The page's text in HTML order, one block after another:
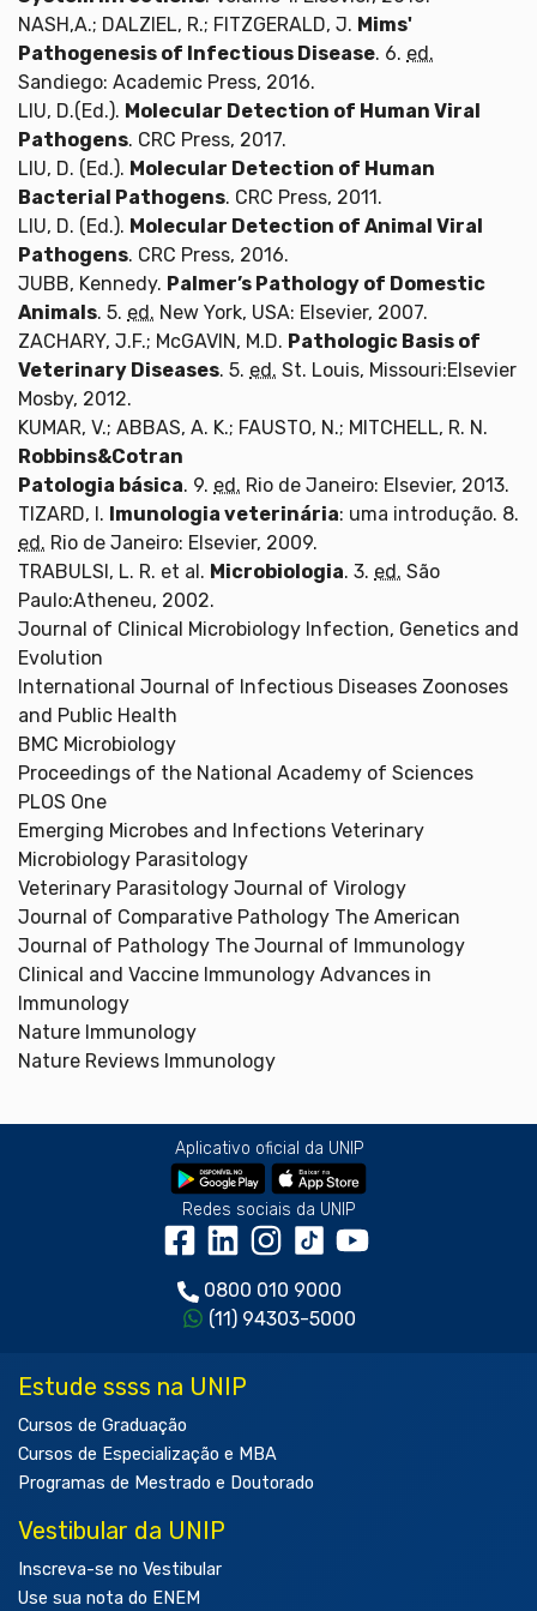
NASH,A.; DALZIEL, R.; FITZGERALD, J. Mims'
Pathogenesis of Infectious Disease. 6. ed.
Sandiego: Academic Press, 2016.
LIU, D.(Ed.). Molecular Detection of Human Viral
Pathogens. CRC Press, 2017.
LIU, D. (Ed.). Molecular Detection of Human
Bacterial Pathogens. CRC Press, 2011.
LIU, D. (Ed.). Molecular Detection of Animal Viral
Pathogens. CRC Press, 2016.
JUBB, Kennedy. Palmer’s Pathology of Domestic
Animals. 5. ed. New York, USA: Elsevier, 2007.
ZACHARY, J.F.; McGAVIN, M.D. Pathologic Basis of
Veterinary Diseases. 5. ed. St. Louis, Missouri:Elsevier
Mosby, 2012.
KUMAR, V.; ABBAS, A. K.; FAUSTO, N.; MITCHELL, R. N.
Robbins&Cotran
Patologia básica. 9. ed. Rio de Janeiro: Elsevier, 2013.
TIZARD, I. Imunologia veterinária: uma introdução. 8.
ed. Rio de Janeiro: Elsevier, 2009.
TRABULSI, L. R. et al. Microbiologia. 3. ed. São
Paulo:Atheneu, 2002.
Journal of Clinical Microbiology Infection, Genetics and
Evolution
International Journal of Infectious Diseases Zoonoses
and Public Health
BMC Microbiology
Proceedings of the National Academy of Sciences
PLOS One
Emerging Microbes and Infections Veterinary
Microbiology Parasitology
Veterinary Parasitology Journal of Virology
Journal of Comparative Pathology The American
Journal of Pathology The Journal of Immunology
Clinical and Vaccine Immunology Advances in
Immunology
Nature Immunology
Nature Reviews Immunology
Aplicativo oficial da UNIP
Redes sociais da UNIP
0800 010 9000
(11) 94303-5000
Estude ssss na UNIP
Cursos de Graduação
Cursos de Especialização e MBA
Programas de Mestrado e Doutorado
Vestibular da UNIP
Inscreva-se no Vestibular
Use sua nota do ENEM